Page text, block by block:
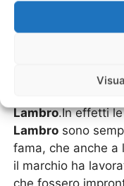
Ci si sente un
in un negozio che
caldaie, una
Lambro.In effetti
Lambro sono
fama, che anche a
il marchio ha
che fossero